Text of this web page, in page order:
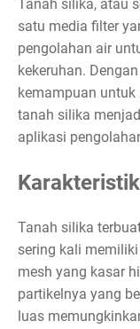
Tanah silika, atau
satu media filter
pengolahan air
kekeruhan.
kemampuan untuk
tanah silika
aplikasi
Tanah silika
sering kali
mesh yang kasar
partikelnya yang
luas